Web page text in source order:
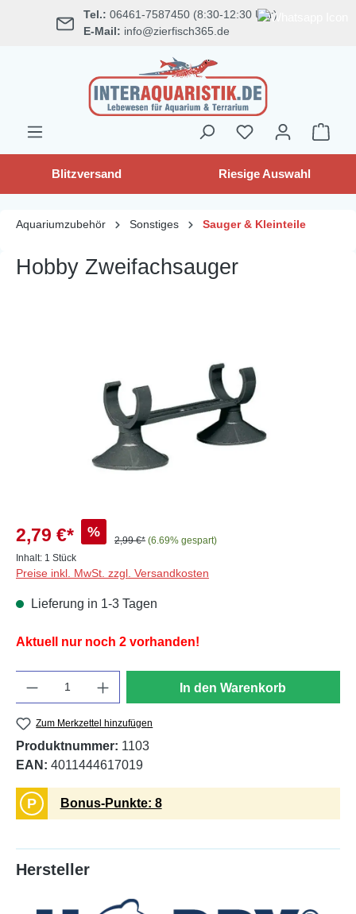
springen Tel.: 06461-7587450 (8:30-12:30 Uhr)
E-Mail: info@zierfisch365.de
Blitzversand Riesige Auswahl
Aquariumzubehör Sonstiges Sauger & Kleinteile
Hobby Zweifachsauger
2,79 €* %
2,99 €* (6.69% gespart)
Inhalt: 1 Stück
Preise inkl. MwSt. zzgl. Versandkosten
Lieferung in 1-3 Tagen
Aktuell nur noch 2 vorhanden!
In den Warenkorb
Zum Merkzettel hinzufügen
Produktnummer: 1103
EAN: 4011444617019
P Bonus-Punkte: 8
Hersteller